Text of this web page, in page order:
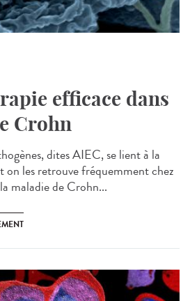
efficace dans
Crohn
dites AIEC, se lient à la
on les retrouve fréquemment chez
maladie de Crohn...